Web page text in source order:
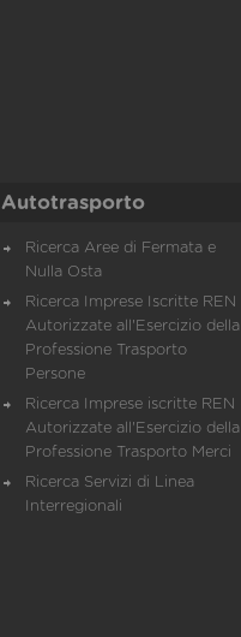
Autotrasporto
Ricerca Aree di Fermata e
Nulla Osta
Ricerca Imprese Iscritte REN
Autorizzate all'Esercizio della
Professione Trasporto
Persone
Ricerca Imprese iscritte REN
Autorizzate all'Esercizio della
Professione Trasporto Merci
Ricerca Servizi di Linea
Interregionali